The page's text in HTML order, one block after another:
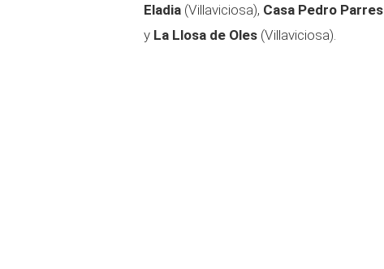
Eladia (Villaviciosa), Casa Pedro Parres
y La Llosa de Oles (Villaviciosa).